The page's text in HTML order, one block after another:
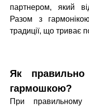
партнером, який
Разом з
традиції, що триває
Як
гармошкою?
При правильному